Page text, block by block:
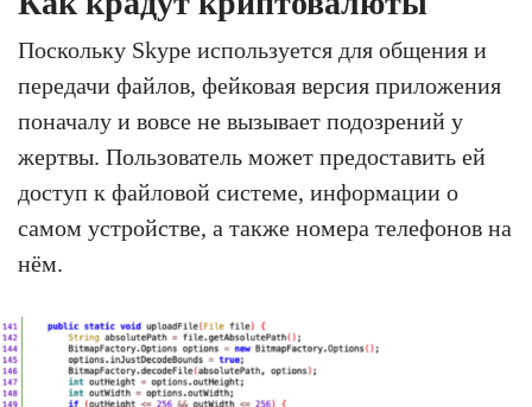
Поскольку Skype используется для общения и
передачи файлов, фейковая версия приложения
поначалу и вовсе не вызывает подозрений у
жертвы. Пользователь может предоставить ей
доступ к файловой системе, информации о
самом устройстве, а также номера телефонов на
нём.